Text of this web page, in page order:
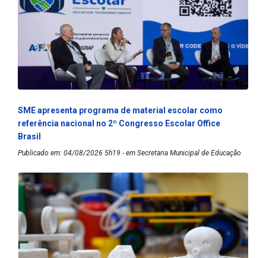
SME apresenta programa de material escolar como
referência nacional no 2º Congresso Escolar Office
Brasil
Publicado em: 04/08/2026 5h19 - em Secretaria Municipal de Educação